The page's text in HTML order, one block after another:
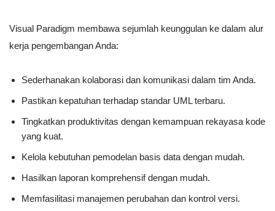
Visual Paradigm membawa sejumlah keunggulan ke dalam alur
kerja pengembangan Anda:
Sederhanakan kolaborasi dan komunikasi dalam tim Anda.
Pastikan kepatuhan terhadap standar UML terbaru.
Tingkatkan produktivitas dengan kemampuan rekayasa kode
yang kuat.
Kelola kebutuhan pemodelan basis data dengan mudah.
Hasilkan laporan komprehensif dengan mudah.
Memfasilitasi manajemen perubahan dan kontrol versi.